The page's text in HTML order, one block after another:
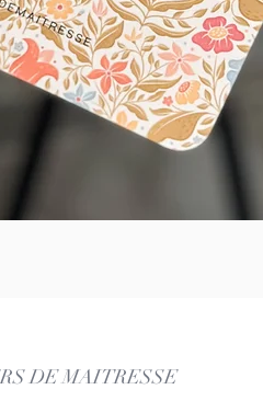
DE MAITRESSE